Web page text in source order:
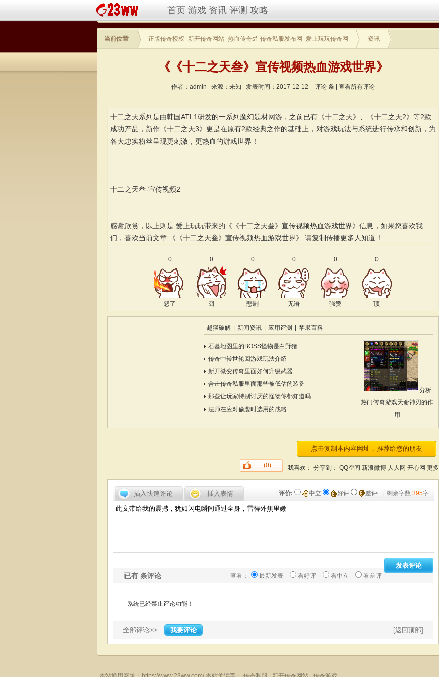
首页 游戏 资讯 评测 攻略
当前位置 正版传奇授权_新开传奇网站_热血传奇sf_传奇私服发布网_爱上玩玩传奇网 资讯
《《十二之天叁》宣传视频热血游戏世界》
作者：admin 来源：未知 发表时间：2017-12-12 评论 条 | 查看所有评论
十二之天系列是由韩国ATL1研发的一系列魔幻题材网游，之前已有《十二之天》、《十二之天2》等2款
成功产品，新作《十二之天3》更是在原有2款经典之作的基础上，对游戏玩法与系统进行传承和创新，为
各大忠实粉丝呈现更刺激，更热血的游戏世界！
十二之天叁-宣传视频2
感谢欣赏，以上则是 爱上玩玩带来的《《十二之天叁》宣传视频热血游戏世界》信息，如果您喜欢我
们，喜欢当前文章
《《十二之天叁》宣传视频热血游戏世界》 请复制传播更多人知道！
0
怒了
0
囧
0
悲剧
0
无语
0
强赞
0
顶
越狱破解 新闻资讯 应用评测 苹果百科
石墓地图里的BOSS怪物是白野猪
传奇中转世轮回游戏玩法介绍
新开微变传奇里面如何升级武器
合击传奇私服里面那些被低估的装备
那些让玩家特别讨厌的怪物你都知道吗
法师在应对偷袭时选用的战略
分析
热门传奇游戏天命神刃的作
用
我喜欢：
(0) 分享到： QQ空间 新浪微博 人人网 开心网 更多
评价: 中立 好评 差评 | 剩余字数:395字
插入快速评论 插入表情
已有 条评论 查看： 最新发表 看好评 看中立 看差评
系统已经禁止评论功能！
[返回顶部]
全部评论>> 我要评论